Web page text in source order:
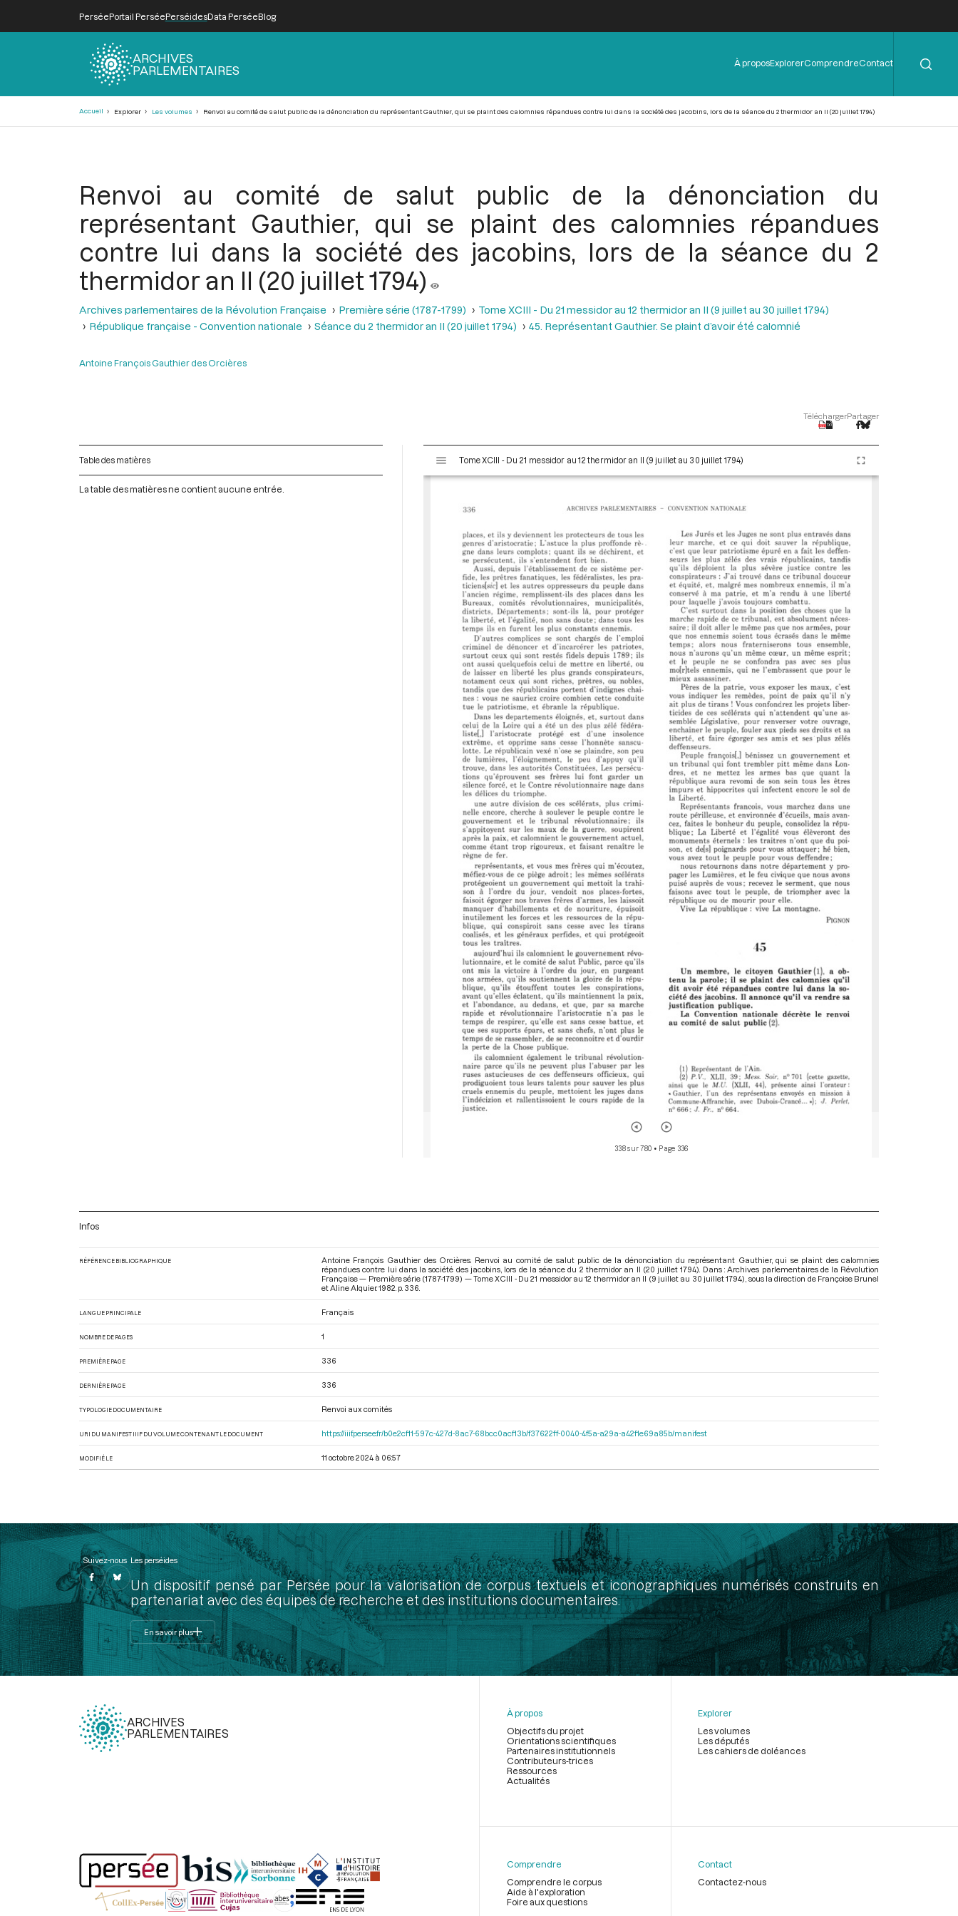
PerséePortail PerséePerséidesData PerséeBlog
ARCHIVES
PARLEMENTAIRES
Menu
de
À proposExplorerComprendreContact
Accueil Explorer Les volumes Renvoi au comité de salut public de la dénonciation du représentant Gauthier, qui se plaint des calomnies répandues contre lui dans la société des jacobins, lors de la séance du 2 thermidor an II (20 juillet 1794)
Renvoi au comité de salut public de la dénonciation du
représentant Gauthier, qui se plaint des calomnies répandues
contre lui dans la société des jacobins, lors de la séance du 2
thermidor an II (20 juillet 1794)
Archives parlementaires de la Révolution Française Première série (1787-1799)
Tome XCIII - Du 21 messidor au 12 thermidor an II (9 juillet au 30 juillet 1794)
République française - Convention nationale
Séance du 2 thermidor an II (20 juillet 1794) 45. Représentant Gauthier. Se plaint d’avoir été calomnié
Antoine François Gauthier des Orcières
TéléchargerPartager
Table des matières
La table des matières ne contient aucune entrée.
s
Tome XCIII - Du 21 messidor au 12 thermidor an II (9 juillet au 30 juillet 1794)
338 sur 780 • Page 336
Infos
RÉFÉRENCE BIBLIOGRAPHIQUE
Antoine François Gauthier des Orcières. Renvoi au comité de salut public de la dénonciation du représentant Gauthier, qui se plaint des calomnies
répandues contre lui dans la société des jacobins, lors de la séance du 2 thermidor an II (20 juillet 1794). Dans : Archives parlementaires de la Révolution
Française — Première série (1787-1799) — Tome XCIII - Du 21 messidor au 12 thermidor an II (9 juillet au 30 juillet 1794) , sous la direction de Françoise Brunel
et Aline Alquier. 1982. p. 336.
LANGUE PRINCIPALE Français
NOMBRE DE PAGES 1
PREMIÈRE PAGE 336
DERNIÈRE PAGE 336
TYPOLOGIE DOCUMENTAIRE Renvoi aux comités
URI DU MANIFEST IIIF DU VOLUME CONTENANT LE DOCUMENT https://iiif.persee.fr/b0e2cf11-597c-427d-8ac7-68bcc0acf13b/f37622ff-0040-4f5a-a29a-a42f1e69a85b/manifest
MODIFIÉ LE 11 octobre 2024 à 06:57
Suivez-nous Les perséides
Un dispositif pensé par Persée pour la valorisation de corpus textuels et iconographiques numérisés construits en
partenariat avec des équipes de recherche et des institutions documentaires.
En savoir plus
ARCHIVES
PARLEMENTAIRES
page
À propos
Objectifs du projet
Orientations scientifiques
Partenaires institutionnels
Contributeurs-trices
Ressources
Actualités
Explorer
Les volumes
Les députés
Les cahiers de doléances
Comprendre
Comprendre le corpus
Aide à l'exploration
Foire aux questions
Contact
Contactez-nous